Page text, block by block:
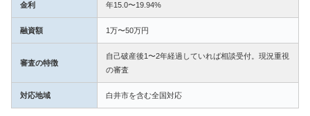
金利 年15.0〜19.94%
融資額 1万〜50万円
審査の特徴
自己破産後1〜2年経過していれば相談受付。現況重視
の審査
対応地域 白井市を含む全国対応